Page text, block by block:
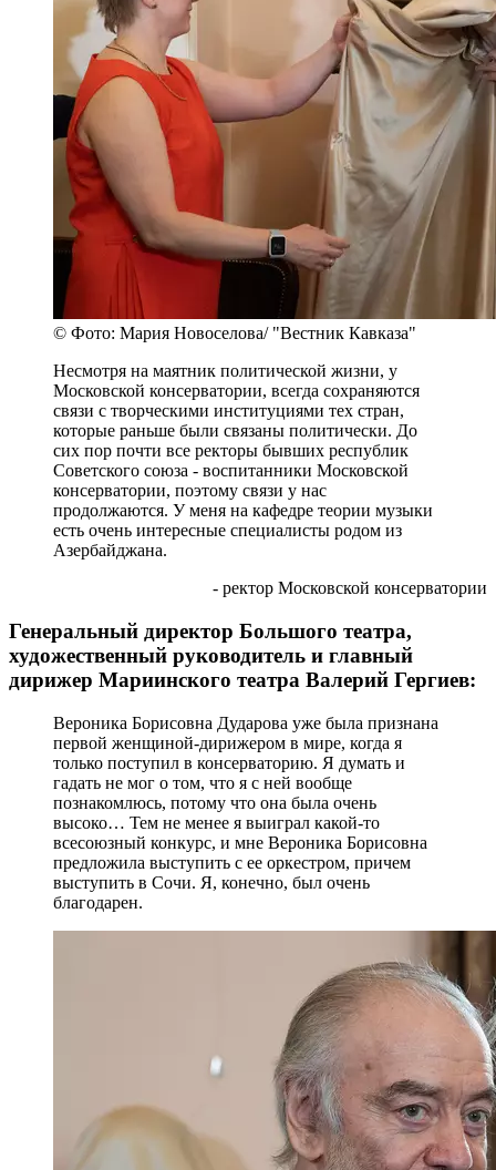
© Фото: Мария Новоселова/ "Вестник Кавказа"
Несмотря на маятник политической жизни, у
Московской консерватории, всегда сохраняются
связи с творческими институциями тех стран,
которые раньше были связаны политически. До
сих пор почти все ректоры бывших республик
Советского союза - воспитанники Московской
консерватории, поэтому связи у нас
продолжаются. У меня на кафедре теории музыки
есть очень интересные специалисты родом из
Азербайджана.
- ректор Московской консерватории
Генеральный директор Большого театра,
художественный руководитель и главный
дирижер Мариинского театра Валерий Гергиев:
Вероника Борисовна Дударова уже была признана
первой женщиной-дирижером в мире, когда я
только поступил в консерваторию. Я думать и
гадать не мог о том, что я с ней вообще
познакомлюсь, потому что она была очень
высоко… Тем не менее я выиграл какой-то
всесоюзный конкурс, и мне Вероника Борисовна
предложила выступить с ее оркестром, причем
выступить в Сочи. Я, конечно, был очень
благодарен.